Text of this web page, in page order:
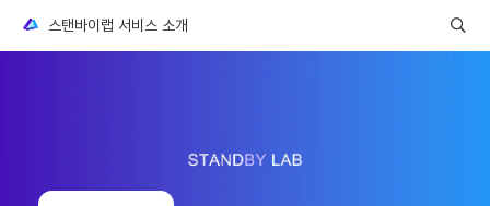
스탠바이랩 서비스 소개